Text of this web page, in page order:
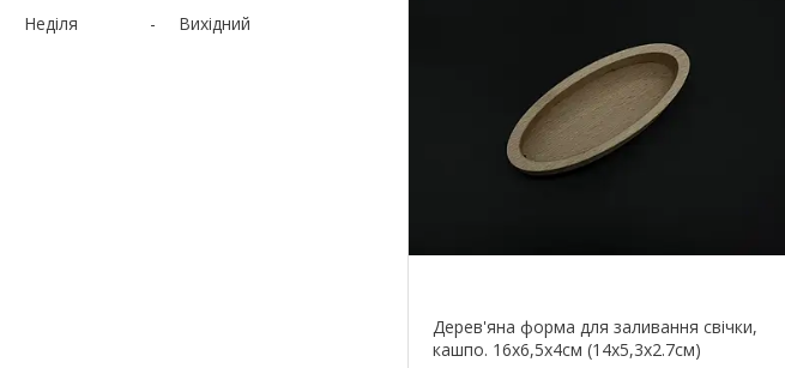
Неділя
Вихідний
Дерев'яна форма для заливання свічки,
кашпо. 16х6,5х4см (14х5,3х2.7см)